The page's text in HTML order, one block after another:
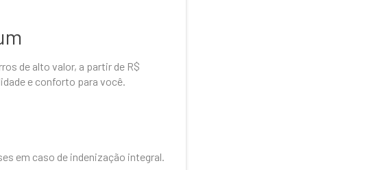
de alto valor, a partir de R$
e conforto para você.
em caso de indenização integral.